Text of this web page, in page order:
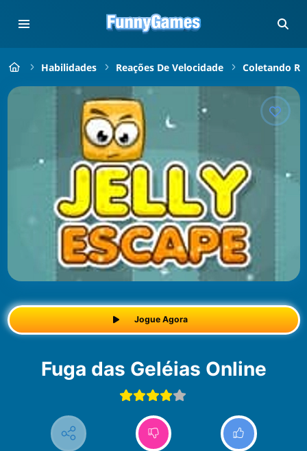
Habilidades Reações De Velocidade Coletando
Jogue Agora
Fuga das Geléias Online